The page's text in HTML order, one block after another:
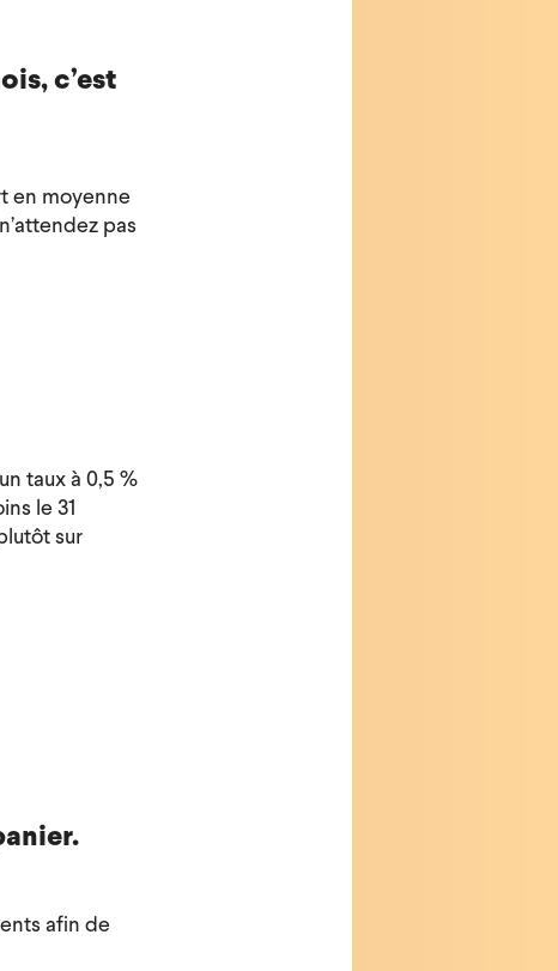
c’est
en moyenne
pas
taux à 0,5 %
le 31
sur
afin de